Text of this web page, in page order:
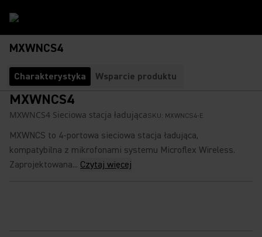
MXWNCS4
Charakterystyka Wsparcie produktu
MXWNCS4
MXWNCS4 Sieciowa stacja ładującaSKU: MXWNCS4-E
MXWNCS to 4-portowa sieciowa stacja ładująca,
kompatybilna z mikrofonami systemu Microflex Wireless.
Zaprojektowana... Czytaj więcej